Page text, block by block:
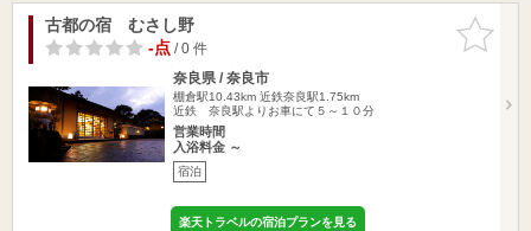
お気に入
りに追加
古都の宿 むさし野
-点/ 0 件
奈良県 / 奈良市
棚倉駅10.43km 近鉄奈良駅1.75km
近鉄 奈良駅よりお車にて５～１０分
営業時間
入浴料金 ～
宿泊
楽天トラベルの宿泊プランを見る